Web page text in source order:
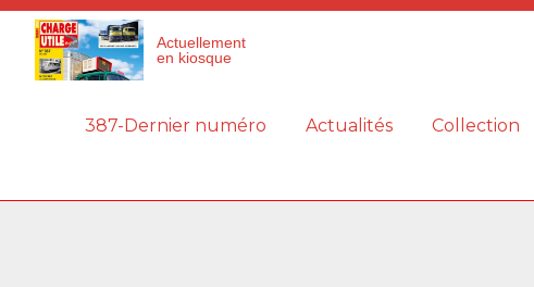
Actuellement
en kiosque
387-Dernier numéro Actualités Collection
Panneau de gestion des cookies